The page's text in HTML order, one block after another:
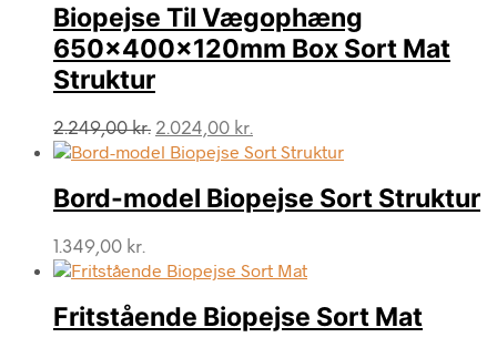
Biopejse Til Vægophæng
650x400x120mm Box Sort Mat
Struktur
2.249,00kr. Den
oprindelige
var:
2.249,00 kr..
2.024,00 kr.
aktuelle
er:
2.024,00 kr..
Bord-model Biopejse Sort Struktur
1.349,00 kr.
Fritstående Biopejse Sort Mat